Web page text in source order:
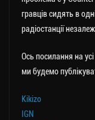
гравців сидять в
радіостанції
Ось посилання на
ми будемо
Kikizo
IGN